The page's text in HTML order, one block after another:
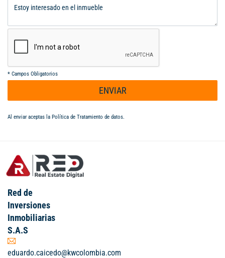
* Campos Obligatorios
ENVIAR
Al enviar aceptas la Política de Tratamiento de datos.
Red de
Inversiones
Inmobiliarias
S.A.S
eduardo.caicedo@kwcolombia.com